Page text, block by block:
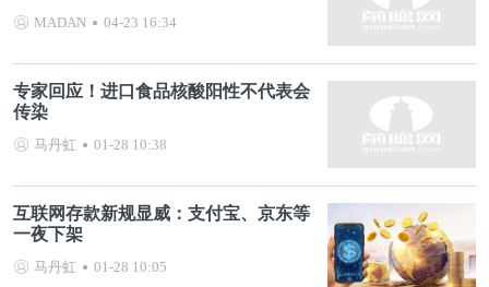
MADAN 04-23 16:34
专家回应！进口食品核酸阳性不代表会
传染
马丹虹 01-28 10:38
互联网存款新规显威：支付宝、京东等
一夜下架
马丹虹 01-28 10:05